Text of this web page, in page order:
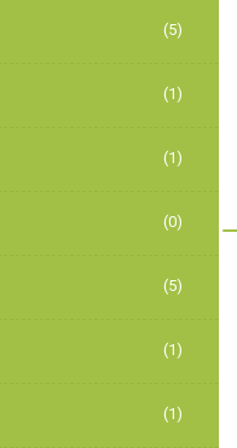
(5)
(1)
(1)
(0)
(5)
(1)
(1)